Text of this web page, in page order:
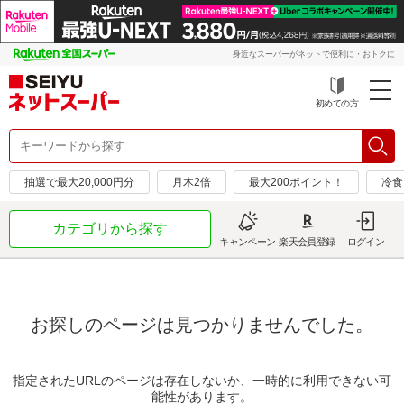
身近なスーパーがネットで便利に・おトクに
初めての方
抽選で最大20,000円分 月木2倍 最大200ポイント！ 冷
カテゴリから探す
キャンペーン 楽天会員登録 ログイン
お探しのページは見つかりませんでした。
指定されたURLのページは存在しないか、一時的に利用できない可
能性があります。